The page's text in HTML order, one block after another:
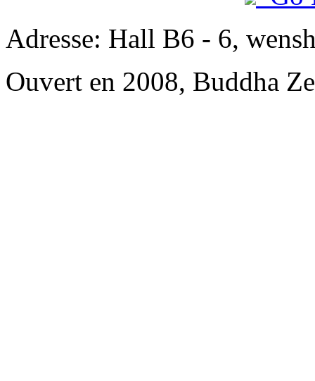
Adresse: Hall B6 - 6,
Ouvert en 2008, Buddha